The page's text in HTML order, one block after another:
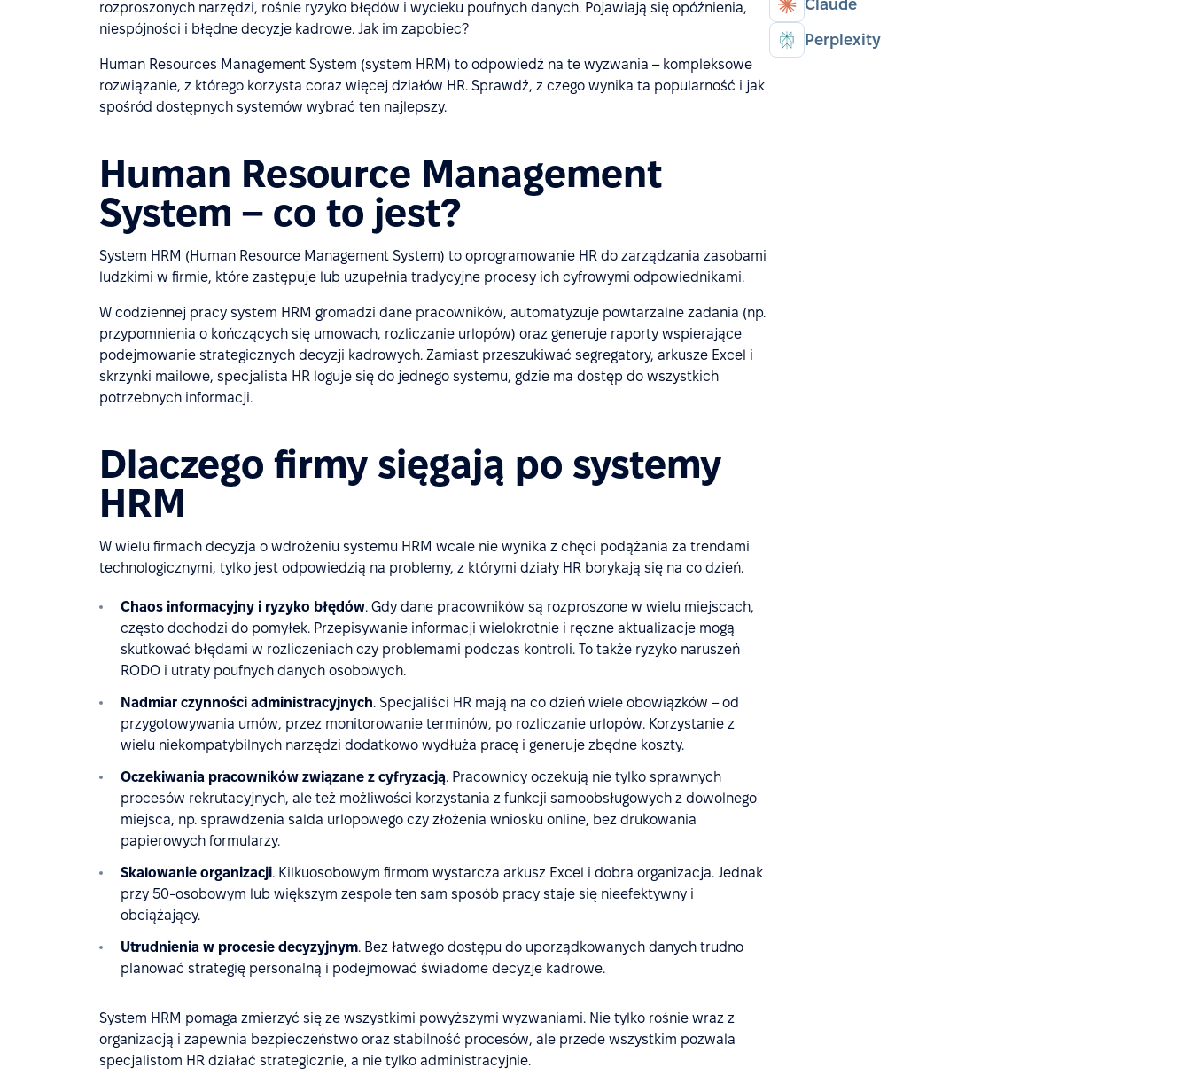
rozproszonych narzędzi, rośnie ryzyko błędów i wycieku poufnych danych. Pojawiają się opóźnienia,
niespójności i błędne decyzje kadrowe. Jak im zapobiec?
Human Resources Management System (system HRM) to odpowiedź na te wyzwania – kompleksowe
rozwiązanie, z którego korzysta coraz więcej działów HR. Sprawdź, z czego wynika ta popularność i jak
spośród dostępnych systemów wybrać ten najlepszy.
Human Resource Management
System – co to jest?
System HRM (Human Resource Management System) to oprogramowanie HR do zarządzania zasobami
ludzkimi w firmie, które zastępuje lub uzupełnia tradycyjne procesy ich cyfrowymi odpowiednikami.
W codziennej pracy system HRM gromadzi dane pracowników, automatyzuje powtarzalne zadania (np.
przypomnienia o kończących się umowach, rozliczanie urlopów) oraz generuje raporty wspierające
podejmowanie strategicznych decyzji kadrowych. Zamiast przeszukiwać segregatory, arkusze Excel i
skrzynki mailowe, specjalista HR loguje się do jednego systemu, gdzie ma dostęp do wszystkich
potrzebnych informacji.
Dlaczego firmy sięgają po systemy
HRM
W wielu firmach decyzja o wdrożeniu systemu HRM wcale nie wynika z chęci podążania za trendami
technologicznymi, tylko jest odpowiedzią na problemy, z którymi działy HR borykają się na co dzień.
Chaos informacyjny i ryzyko błędów. Gdy dane pracowników są rozproszone w wielu miejscach,
często dochodzi do pomyłek. Przepisywanie informacji wielokrotnie i ręczne aktualizacje mogą
skutkować błędami w rozliczeniach czy problemami podczas kontroli. To także ryzyko naruszeń
RODO i utraty poufnych danych osobowych.
Nadmiar czynności administracyjnych. Specjaliści HR mają na co dzień wiele obowiązków – od
przygotowywania umów, przez monitorowanie terminów, po rozliczanie urlopów. Korzystanie z
wielu niekompatybilnych narzędzi dodatkowo wydłuża pracę i generuje zbędne koszty.
Oczekiwania pracowników związane z cyfryzacją. Pracownicy oczekują nie tylko sprawnych
procesów rekrutacyjnych, ale też możliwości korzystania z funkcji samoobsługowych z dowolnego
miejsca, np. sprawdzenia salda urlopowego czy złożenia wniosku online, bez drukowania
papierowych formularzy.
Skalowanie organizacji. Kilkuosobowym firmom wystarcza arkusz Excel i dobra organizacja. Jednak
przy 50-osobowym lub większym zespole ten sam sposób pracy staje się nieefektywny i
obciążający.
Utrudnienia w procesie decyzyjnym. Bez łatwego dostępu do uporządkowanych danych trudno
planować strategię personalną i podejmować świadome decyzje kadrowe.
System HRM pomaga zmierzyć się ze wszystkimi powyższymi wyzwaniami. Nie tylko rośnie wraz z
organizacją i zapewnia bezpieczeństwo oraz stabilność procesów, ale przede wszystkim pozwala
specjalistom HR działać strategicznie, a nie tylko administracyjnie.
Claude
Perplexity